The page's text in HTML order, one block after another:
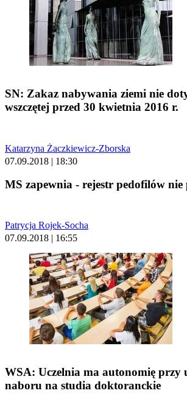
SN: Zakaz nabywania ziemi nie
wszczętej przed 30 kwietnia 2016 r.
Katarzyna Żaczkiewicz-Zborska
07.09.2018 | 18:30
MS zapewnia - rejestr pedofilów nie
Patrycja Rojek-Socha
07.09.2018 | 16:55
WSA: Uczelnia ma autonomię przy
naboru na studia doktoranckie